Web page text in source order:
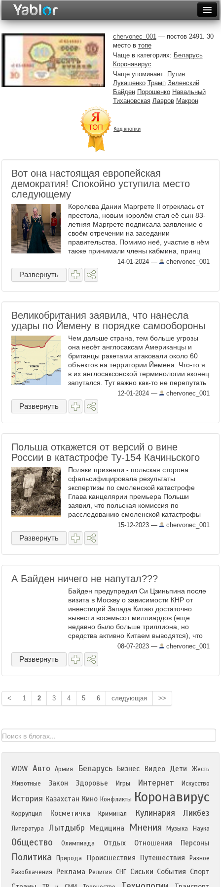
Неделя
Месяц
Рейтинги
Архив
Фототоп
Видеотоп
chervonec_001— постов 2491. 30
место в топе
Чаще в категориях: Беларусь
Коронавирус
Чаще упоминает: Путин
Лукашенко Трамп Зеленский
Байден Порошенко Навальный
Тихановская Лавров Макрон
Код кнопки
Вот она настоящая европейская
демократия! Спокойно уступила место
следующему
Королева Дании Маргрете II отреклась от
престола, новым королём стал её сын 83-
летняя Маргрете подписала заявление о
своём отречении на заседании
правительства. Помимо неё, участие в нём
также принимали члены кабмина, принц
Фредерик и его наследник — Кристиан.
Демократические ...
14-01-2024 — chervonec_001
Развернуть
Великобритания заявила, что нанесла
удары по Йемену в порядке самообороны
Чем дальше страна, тем больше угрозы
она несёт англосаксам Американцы и
британцы ракетами атаковали около 60
объектов на территории Йемена. Что-то я
в их англосаксонской терминологии вконец
запутался. Тут важно как-то не перепутать
самооборону Британии на территории
Йемена с ...
12-01-2024 — chervonec_001
Развернуть
Польша откажется от версий о вине
России в катастрофе Ту-154 Качиньского
Поляки признали - польская сторона
сфальсифицировала результаты
экспертизы по смоленской катастрофе
Глава канцелярии премьера Польши
заявил, что польская комиссия по
расследованию смоленской катастрофы
2010 года, в которой погиб президент
страны Лех Качиньский,
фальсифицировала ...
15-12-2023 — chervonec_001
Развернуть
А Байден ничего не напутал???
Байден предупредил Си Цзиньпина после
визита в Москву о зависимости КНР от
инвестиций Запада Китаю достаточно
вывести восемьсот миллиардов (еще
недавно было больше триллиона, но
средства активно Китаем выводятся), что
Пекин держит во внешнем долге США и
хотя бы половину вложить в ...
08-07-2023 — chervonec_001
Развернуть
< 1 2 3 4 5 6 следующая >>
WOW Авто Армия Беларусь Бизнес Видео Дети
Жесть
Животные
Закон Здоровье Игры Интернет Искусство
История Казахстан Кино Конфликты Коронавирус
Коррупция Косметичка Криминал Кулинария Ликбез
Литература Лытдыбр Медицина Мнения Музыка Наука
Общество Олимпиада Отдых Отношения Персоны
Политика Природа Происшествия Путешествия
Разное
Разоблачения
Реклама Религия СНГ Сиськи События Спорт